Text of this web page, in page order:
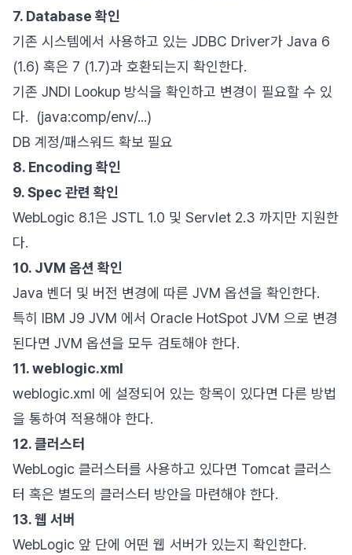
7. Database 확인
기존 시스템에서 사용하고 있는 JDBC Driver가 Java 6
(1.6) 혹은 7 (1.7)과 호환되는지 확인한다.
기존 JNDI Lookup 방식을 확인하고 변경이 필요할 수 있
다. (java:comp/env/...)
DB 계정/패스워드 확보 필요
8. Encoding 확인
9. Spec 관련 확인
WebLogic 8.1은 JSTL 1.0 및 Servlet 2.3 까지만 지원한
다.
10. JVM 옵션 확인
Java 벤더 및 버전 변경에 따른 JVM 옵션을 확인한다.
특히 IBM J9 JVM 에서 Oracle HotSpot JVM 으로 변경
된다면 JVM 옵션을 모두 검토해야 한다.
11. weblogic.xml
weblogic.xml 에 설정되어 있는 항목이 있다면 다른 방법
을 통하여 적용해야 한다.
12. 클러스터
WebLogic 클러스터를 사용하고 있다면 Tomcat 클러스
터 혹은 별도의 클러스터 방안을 마련해야 한다.
13. 웹 서버
WebLogic 앞 단에 어떤 웹 서버가 있는지 확인한다.